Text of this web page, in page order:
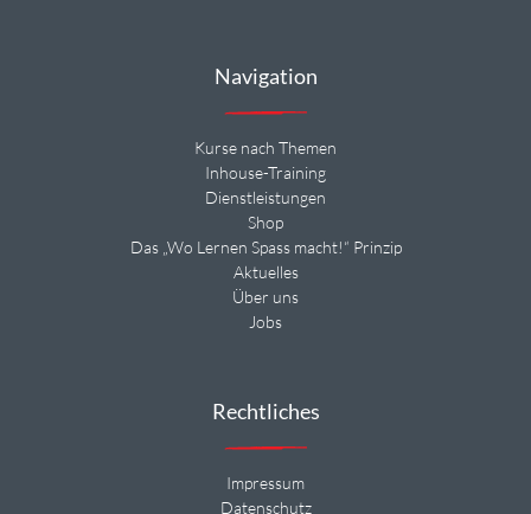
Navigation
Kurse nach Themen
Inhouse-Training
Dienstleistungen
Shop
Das „Wo Lernen Spass macht!“ Prinzip
Aktuelles
Über uns
Jobs
Rechtliches
Impressum
Datenschutz